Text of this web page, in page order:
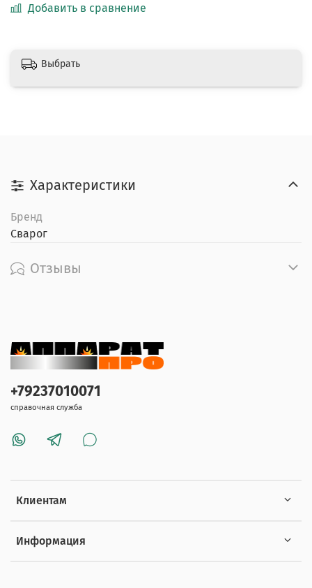
Добавить в сравнение
Выбрать
Характеристики
Бренд
Сварог
Отзывы
Клиентам
Информация
+79237010071
справочная служба